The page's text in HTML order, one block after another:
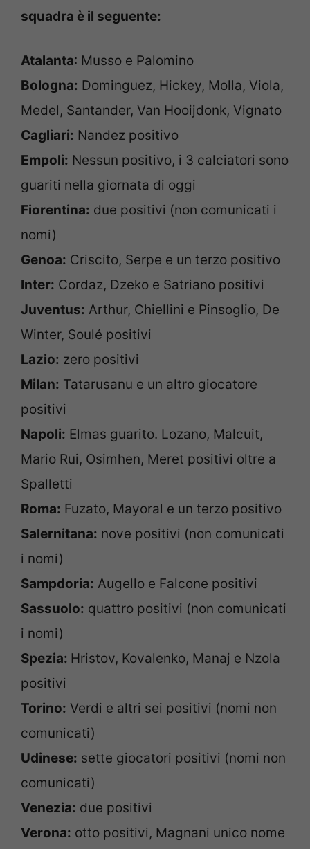
squadra è il seguente:
Atalanta: Musso e Palomino
Bologna: Dominguez, Hickey, Molla, Viola,
Medel, Santander, Van Hooijdonk, Vignato
Cagliari: Nandez positivo
Empoli: Nessun positivo, i 3 calciatori sono
guariti nella giornata di oggi
Fiorentina: due positivi (non comunicati i
nomi)
Genoa: Criscito, Serpe e un terzo positivo
Inter: Cordaz, Dzeko e Satriano positivi
Juventus: Arthur, Chiellini e Pinsoglio, De
Winter, Soulé positivi
Lazio: zero positivi
Milan: Tatarusanu e un altro giocatore
positivi
Napoli: Elmas guarito. Lozano, Malcuit,
Mario Rui, Osimhen, Meret positivi oltre a
Spalletti
Roma: Fuzato, Mayoral e un terzo positivo
Salernitana: nove positivi (non comunicati
i nomi)
Sampdoria: Augello e Falcone positivi
Sassuolo: quattro positivi (non comunicati
i nomi)
Spezia: Hristov, Kovalenko, Manaj e Nzola
positivi
Torino: Verdi e altri sei positivi (nomi non
comunicati)
Udinese: sette giocatori positivi (nomi non
comunicati)
Venezia: due positivi
Verona: otto positivi, Magnani unico nome